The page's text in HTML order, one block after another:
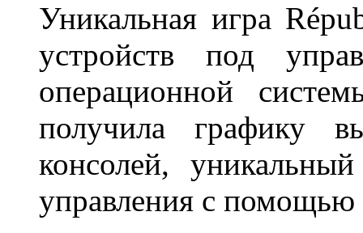
Уникальная игра
устройств под
операционной
получила графику
консолей,
управления с помощью